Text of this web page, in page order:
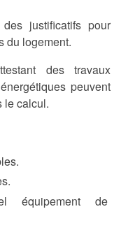
justificatifs pour
du logement.
des travaux
peuvent
le calcul.
équipement de